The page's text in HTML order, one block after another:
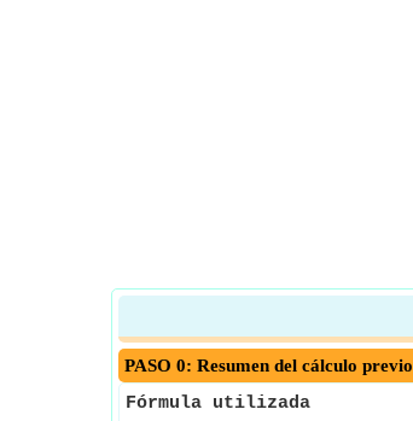
PASO 0: Resumen del cálculo previo
Fórmula utilizada